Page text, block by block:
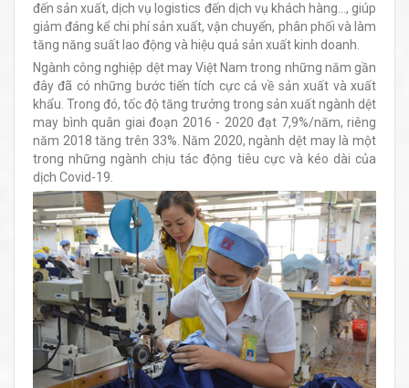
đến sản xuất, dịch vụ logistics đến dịch vụ khách hàng…, giúp
giảm đáng kể chi phí sản xuất, vận chuyển, phân phối và làm
tăng năng suất lao động và hiệu quả sản xuất kinh doanh.
Ngành công nghiệp dệt may Việt Nam trong những năm gần
đây đã có những bước tiến tích cực cả về sản xuất và xuất
khẩu. Trong đó, tốc độ tăng trưởng trong sản xuất ngành dệt
may bình quân giai đoạn 2016 - 2020 đạt 7,9%/năm, riêng
năm 2018 tăng trên 33%. Năm 2020, ngành dệt may là một
trong những ngành chịu tác động tiêu cực và kéo dài của
dịch Covid-19.